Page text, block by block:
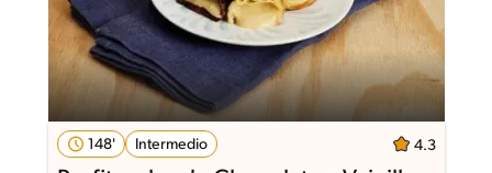
148' Intermedio 4.3